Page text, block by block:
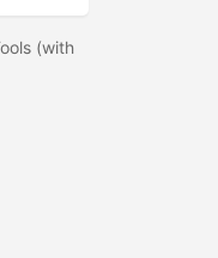
(with